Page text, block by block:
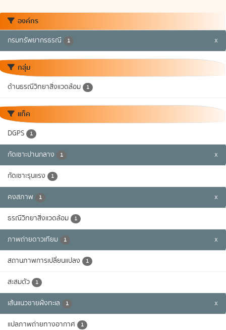
องค์กร
กรมทรัพยากรธรณี 1 x
กลุ่ม
ด้านธรณีวิทยาสิ่งแวดล้อม 1
แท็ค
DGPS 1
กัดเซาะปานกลาง 1 x
กัดเซาะรุนแรง 1
คงสภาพ 1 x
ธรณีวิทยาสิ่งแวดล้อม 1
ภาพถ่ายดาวเทียม 1 x
สถานภาพการเปลี่ยนแปลง 1
สะสมตัว 1
เส้นแนวชายฝั่งทะเล 1 x
แปลภาพถ่ายทางอากาศ 1